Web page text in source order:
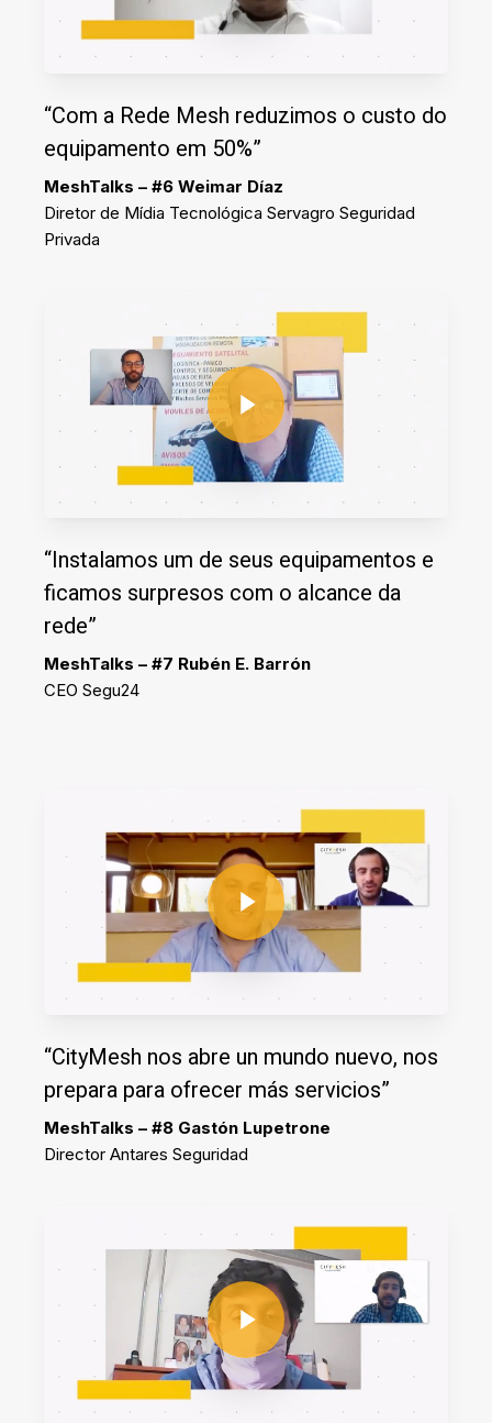
“Com a Rede Mesh reduzimos o custo do
equipamento em 50%”
MeshTalks – #6 Weimar Díaz
Diretor de Mídia Tecnológica Servagro Seguridad
Privada
Play Video
“Instalamos um de seus equipamentos e
ficamos surpresos com o alcance da
rede”
MeshTalks – #7 Rubén E. Barrón
CEO Segu24
Play Video
“CityMesh nos abre un mundo nuevo, nos
prepara para ofrecer más servicios”
MeshTalks – #8 Gastón Lupetrone
Director Antares Seguridad
Play Video